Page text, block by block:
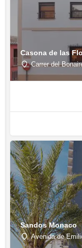
Casona de las
Carrer del
Sandos Monaco
Avenida de